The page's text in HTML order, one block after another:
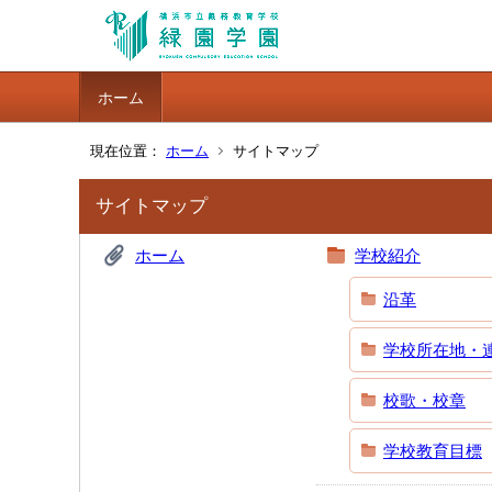
ホーム
現在位置： ホーム サイトマップ
サイトマップ
ホーム 学校紹介
沿革
学校所在地・
校歌・校章
学校教育目標